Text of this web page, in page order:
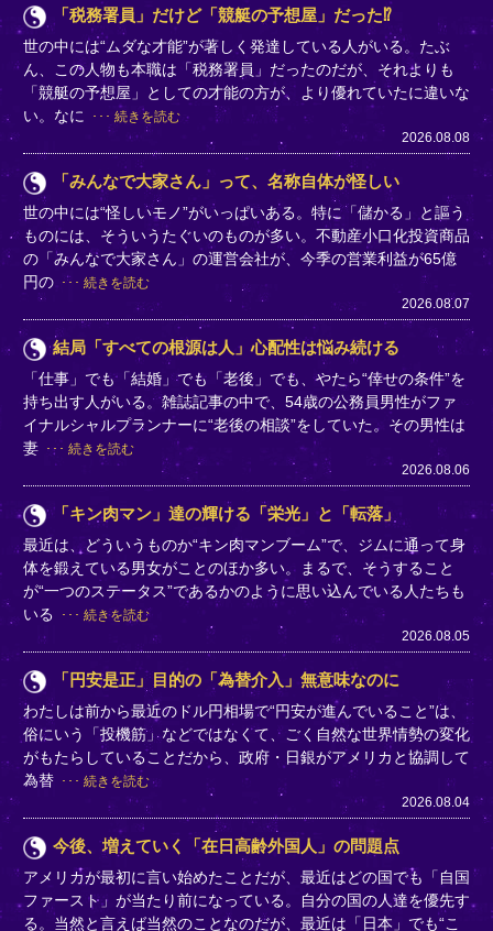
「税務署員」だけど「競艇の予想屋」だった⁉
世の中には“ムダな才能”が著しく発達している人がいる。たぶ
ん、この人物も本職は「税務署員」だったのだが、それよりも
「競艇の予想屋」としての才能の方が、より優れていたに違いな
い。なに
続きを読む
2026.08.08
「みんなで大家さん」って、名称自体が怪しい
世の中には“怪しいモノ”がいっぱいある。特に「儲かる」と謳う
ものには、そういうたぐいのものが多い。不動産小口化投資商品
の「みんなで大家さん」の運営会社が、今季の営業利益が65億
円の
続きを読む
2026.08.07
結局「すべての根源は人」心配性は悩み続ける
「仕事」でも「結婚」でも「老後」でも、やたら“倖せの条件”を
持ち出す人がいる。雑誌記事の中で、54歳の公務員男性がファ
イナルシャルプランナーに“老後の相談”をしていた。その男性は
妻
続きを読む
2026.08.06
「キン肉マン」達の輝ける「栄光」と「転落」
最近は、どういうものか“キン肉マンブーム”で、ジムに通って身
体を鍛えている男女がことのほか多い。まるで、そうすること
が“一つのステータス”であるかのように思い込んでいる人たちも
いる
続きを読む
2026.08.05
「円安是正」目的の「為替介入」無意味なのに
わたしは前から最近のドル円相場で“円安が進んでいること”は、
俗にいう「投機筋」などではなくて、ごく自然な世界情勢の変化
がもたらしていることだから、政府・日銀がアメリカと協調して
為替
続きを読む
2026.08.04
今後、増えていく「在日高齢外国人」の問題点
アメリカが最初に言い始めたことだが、最近はどの国でも「自国
ファースト」が当たり前になっている。自分の国の人達を優先す
る。当然と言えば当然のことなのだが、最近は「日本」でも“こ